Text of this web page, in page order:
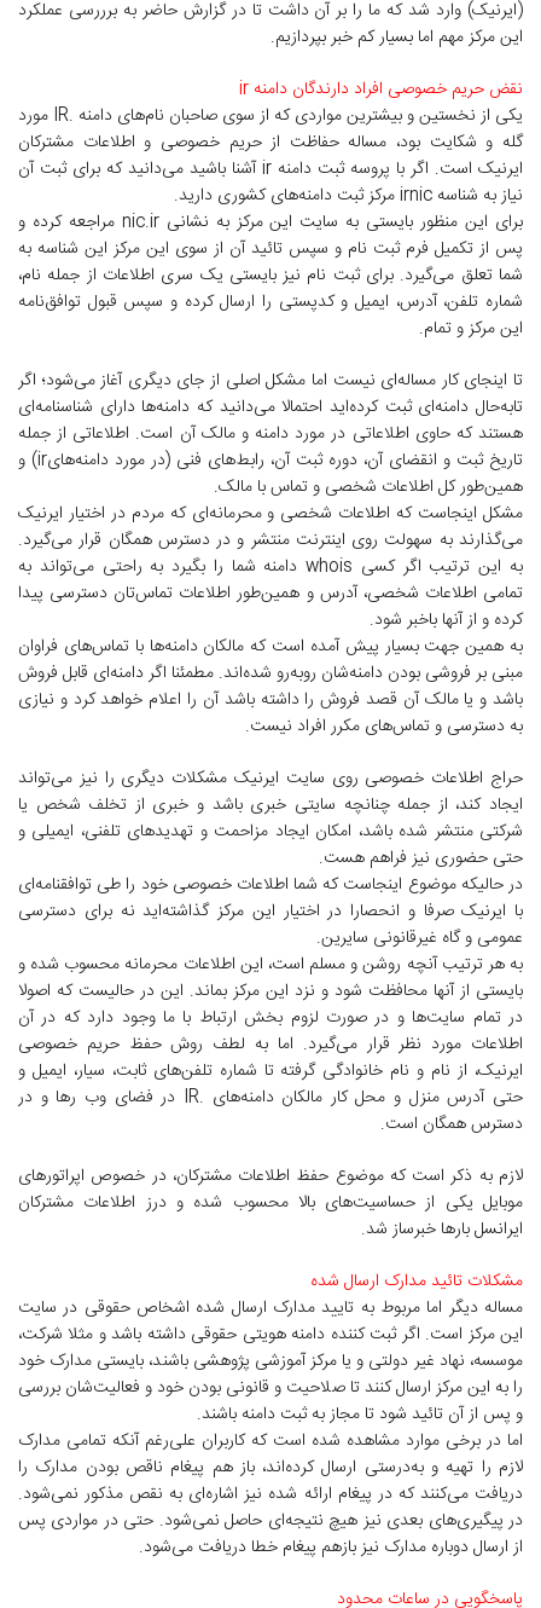
(ایرنیک) وارد شد که ما را بر آن داشت تا در گزارش حاضر به برررسی عملکرد
این مرکز مهم اما بسیار کم خبر بپردازیم.
نقض حریم خصوصی افراد دارندگان دامنه ir
یکی از نخستین و بیشترین مواردی که از سوی صاحبان نام‌های دامنه ‌.IR مورد
گله و شکایت بود، مساله حفاظت از حریم خصوصی و اطلاعات مشترکان
ایرنیک است. اگر با پروسه ثبت دامنه ir آشنا باشید می‌دانید که برای ثبت آن
نیاز به شناسه irnic مرکز ثبت دامنه‌های کشوری دارید.
برای این منظور بایستی به سایت این مرکز به نشانی nic.ir مراجعه کرده و
پس از تکمیل فرم ثبت نام و سپس تائید آن از سوی این مرکز این شناسه به
شما تعلق می‌گیرد. برای ثبت نام نیز بایستی یک سری اطلاعات از جمله نام،
شماره تلفن، آدرس، ایمیل و کدپستی را ارسال کرده و سپس قبول توافق‌نامه
این مرکز و تمام.
تا اینجای کار مساله‌ای نیست اما مشکل اصلی از جای دیگری آغاز می‌شود؛ اگر
تابه‌حال دامنه‌ای ثبت کرده‌اید احتمالا می‌دانید که دامنه‌ها دارای شناسنامه‌ای
هستند که حاوی اطلاعاتی در مورد دامنه و مالک آن است. اطلاعاتی از جمله
تاریخ ثبت و انقضای آن، دوره ثبت آن، رابط‌های فنی (در مورد دامنه‌های‌ir) و
همین‌طور کل اطلاعات شخصی و تماس با مالک.
مشکل اینجاست که اطلاعات شخصی و محرمانه‌ای که مردم در اختیار ایرنیک
می‌گذارند به سهولت روی اینترنت منتشر و در دسترس همگان قرار می‌گیرد.
به این ترتیب اگر کسی whois دامنه شما را بگیرد به راحتی می‌تواند به
تمامی اطلاعات شخصی، آدرس و همین‌طور اطلاعات تماس‌تان دسترسی پیدا
کرده و از آنها باخبر شود.
به همین جهت بسیار پیش آمده است که مالکان دامنه‌ها با تماس‌های فراوان
مبنی بر فروشی بودن دامنه‌شان روبه‌رو شده‌اند. مطمئنا اگر دامنه‌ای قابل فروش
باشد و یا مالک آن قصد فروش را داشته باشد آن را اعلام خواهد کرد و نیازی
به دسترسی و تماس‌های مکرر افراد نیست.
حراج اطلاعات خصوصی روی سایت ایرنیک مشکلات دیگری را نیز می‌تواند
ایجاد کند، از جمله چنانچه سایتی خبری باشد و خبری از تخلف شخص یا
شرکتی منتشر شده باشد، امکان ایجاد مزاحمت‌ و تهدیدهای تلفنی، ایمیلی و
حتی حضوری نیز فراهم هست.
در حالیکه موضوع اینجاست که شما اطلاعات خصوصی خود را طی توافقنامه‌ای
با ایرنیک صرفا و انحصارا در اختیار این مرکز گذاشته‌اید نه برای دسترسی
عمومی و گاه غیرقانونی سایرین.
به هر ترتیب آنچه روشن و مسلم است، این اطلاعات محرمانه محسوب شده و
بایستی از آنها محافظت شود و نزد این مرکز بماند. این در حالیست که اصولا
در تمام سایت‌ها و در صورت لزوم بخش ارتباط با ما وجود دارد که در آن
اطلاعات مورد نظر قرار می‌گیرد. اما به لطف روش حفظ حریم خصوصی
ایرنیک، از نام و نام خانوادگی گرفته تا شماره تلفن‌های ثابت، سیار، ایمیل و
حتی آدرس منزل و محل کار مالکان دامنه‌های .IR در فضای وب رها و در
دسترس همگان است.
لازم به ذکر است که موضوع حفظ اطلاعات مشترکان، در خصوص اپراتورهای
موبایل یکی از حساسیت‌های بالا محسوب شده و درز اطلاعات مشترکان
ایرانسل بارها خبرساز شد.
مشکلات تائید مدارک ارسال شده
مساله دیگر اما مربوط به تایید مدارک ارسال شده اشخاص حقوقی در سایت
این مرکز است. اگر ثبت کننده دامنه هویتی حقوقی داشته باشد و مثلا شرکت،
موسسه، نهاد غیر دولتی و یا مرکز آموزشی پژوهشی باشند، بایستی مدارک خود
را به این مرکز ارسال کنند تا صلاحیت و قانونی بودن خود و فعالیت‌شان بررسی
و پس از آن تائید شود تا مجاز به ثبت دامنه باشند.
اما در برخی موارد مشاهده شده است که کاربران علی‌رغم آنکه تمامی مدارک
لازم را تهیه و به‌درستی ارسال کرده‌اند، باز هم پیغام ناقص بودن مدارک را
دریافت می‌کنند که در پیغام ارائه شده نیز اشاره‌ای به نقص مذکور نمی‌شود.
در پیگیری‌های بعدی نیز هیچ نتیجه‌ای حاصل نمی‌شود. حتی در مواردی پس
از ارسال دوباره مدارک نیز بازهم پیغام خطا دریافت می‌شود.
پاسخگویی در ساعات محدود